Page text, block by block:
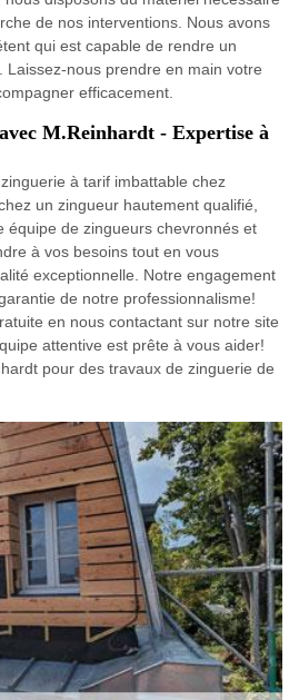
de nos interventions. Nous avons
qui est capable de rendre un
nous prendre en main votre
efficacement.
M.Reinhardt - Expertise à
à tarif imbattable chez
un zingueur hautement qualifié,
équipe de zingueurs chevronnés et
à vos besoins tout en vous
exceptionnelle. Notre engagement
de notre professionnalisme!
en nous contactant sur notre site
attentive est prête à vous aider!
pour des travaux de zinguerie de